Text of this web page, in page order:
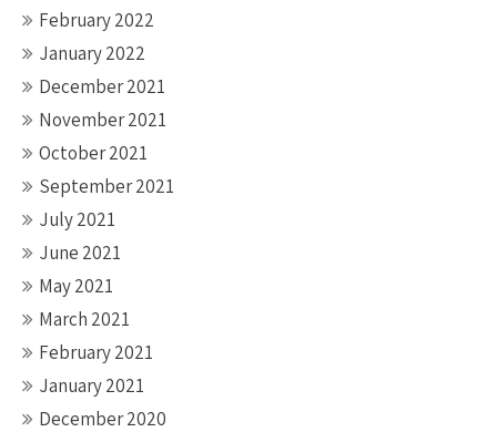
February 2022
January 2022
December 2021
November 2021
October 2021
September 2021
July 2021
June 2021
May 2021
March 2021
February 2021
January 2021
December 2020